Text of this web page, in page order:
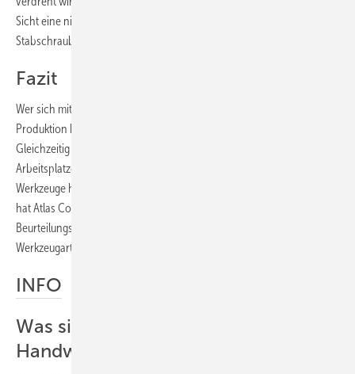
Sicht eine nicht ganz so große Rolle spielen wie bei Pistolen- oder
Stabschraubern. Winkelschrauber ziehen präzise und leise an.
Fazit
Wer sich mit der Ergonomie seiner handgehaltenen Werkzeuge in der
Produktion beschäftigt, tut nicht nur dem Anwender etwas Gutes.
Gleichzeitig lässt sich – zusammen mit einer entsprechenden
Arbeitsplatzgestaltung – eine höhere Produktivität erzielen. Um
Werkzeuge hinsichtlich ihrer ergonomischen Qualität zu bewerten,
hat Atlas Copco Tools eine auch in der Praxis leicht einsetzbare
Beurteilungsmethode entwickelt, deren Ergebnisse hier für drei
Werkzeugarten stark verkürzt wiedergegeben sind.
INFO
Was sind ergonomische
Handwerkzeuge?